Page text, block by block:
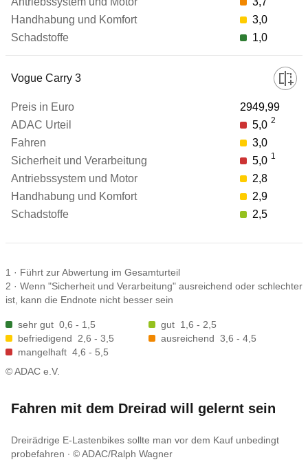
3,0
1,0
Vogue Carry 3
2949,99
5,0 2
3,0
5,0 1
2,8
2,9
2,5
1 · Führt zur Abwertung im Gesamturteil
2 · Wenn "Sicherheit und Verarbeitung" ausreichend oder schlechter
ist, kann die Endnote nicht besser sein
sehr gut 0,6 - 1,5 gut 1,6 - 2,5
befriedigend
2,6 - 3,5 ausreichend 3,6 - 4,5
mangelhaft 4,6 - 5,5
© ADAC e.V.
Fahren mit dem Dreirad will gelernt sein
Dreirädrige E-Lastenbikes sollte man vor dem Kauf unbedingt
probefahren
© ADAC/Ralph Wagner